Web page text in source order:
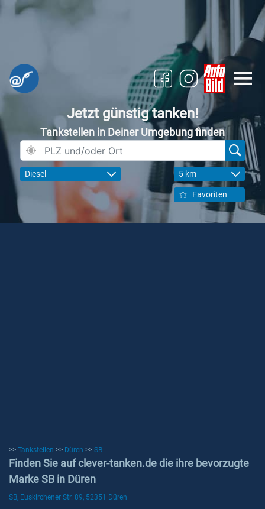
Jetzt günstig tanken!
Tankstellen in Deiner Umgebung finden
Diesel 5 km
Favoriten
>> Tankstellen >> Düren >> SB
Finden Sie auf clever-tanken.de die ihre bevorzugte
Marke SB in Düren
SB, Euskirchener Str. 89, 52351 Düren